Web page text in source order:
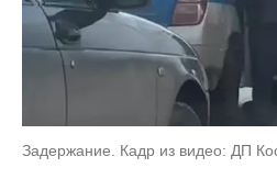
Задержание. Кадр из видео: ДП